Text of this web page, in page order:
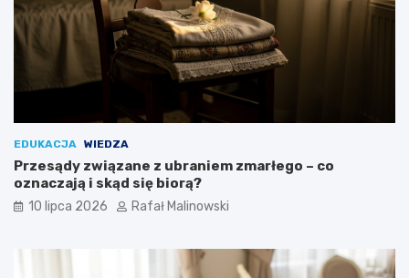
EDUKACJA WIEDZA
Przesądy związane z ubraniem zmarłego – co
oznaczają i skąd się biorą?
10 lipca 2026 Rafał Malinowski